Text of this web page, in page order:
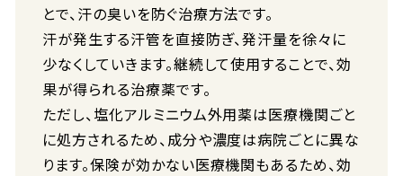
とで、汗の臭いを防ぐ治療方法です。
汗が発生する汗管を直接防ぎ、発汗量を徐々に
少なくしていきます。継続して使用することで、効
果が得られる治療薬です。
ただし、塩化アルミニウム外用薬は医療機関ごと
に処方されるため、成分や濃度は病院ごとに異な
ります。保険が効かない医療機関もあるため、効